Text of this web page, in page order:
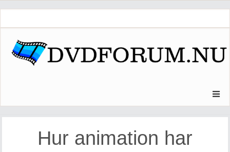
Skip
Hur animation har